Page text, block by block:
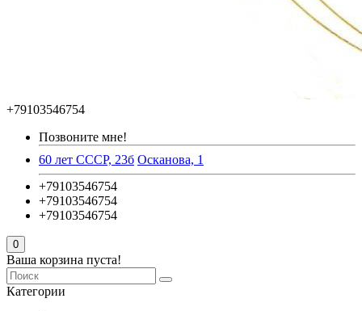
+79103546754
Позвоните мне!
60 лет СССР, 23б Осканова, 1
+79103546754
+79103546754
+79103546754
0
Ваша корзина пуста!
Категории